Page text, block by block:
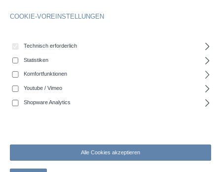
Tipp
COOKIE-VOREINSTELLUNGEN
Technisch erforderlich
Statistiken
Komfortfunktionen
Youtube / Vimeo
Shopware Analytics
Alle Cookies akzeptieren